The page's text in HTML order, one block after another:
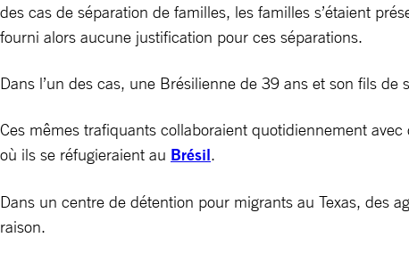
des cas de séparation de familles, les familles s’étaient
fourni alors aucune justification pour ces séparations.
Dans l’un des cas, une Brésilienne de 39 ans et son fils
Ces mêmes trafiquants collaboraient quotidiennement
où ils se réfugieraient au Brésil.
Dans un centre de détention pour migrants au Texas, des
raison.